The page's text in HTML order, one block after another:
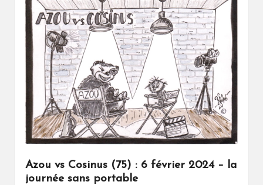
Azou vs Cosinus (75) : 6 février 2024 – la
journée sans portable